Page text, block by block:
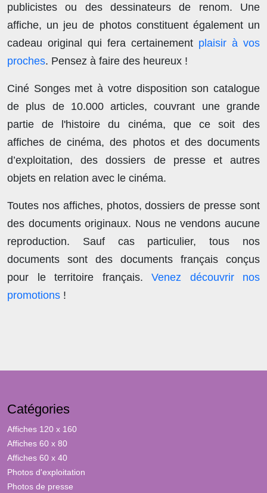
publicistes ou des dessinateurs de renom. Une
affiche, un jeu de photos constituent également un
cadeau original qui fera certainement plaisir à vos
proches. Pensez à faire des heureux !
Ciné Songes met à votre disposition son catalogue
de plus de 10.000 articles, couvrant une grande
partie de l'histoire du cinéma, que ce soit des
affiches de cinéma, des photos et des documents
d’exploitation, des dossiers de presse et autres
objets en relation avec le cinéma.
Toutes nos affiches, photos, dossiers de presse sont
des documents originaux. Nous ne vendons aucune
reproduction. Sauf cas particulier, tous nos
documents sont des documents français conçus
pour le territoire français. Venez découvrir nos
promotions !
Catégories
Affiches 120 x 160
Affiches 60 x 80
Affiches 60 x 40
Photos d'exploitation
Photos de presse